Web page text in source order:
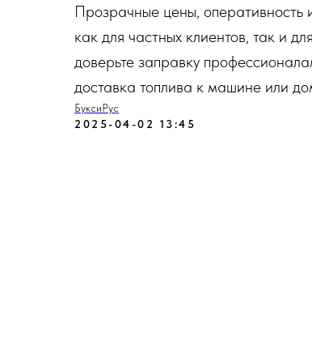
Прозрачные цены, оперативность
как для частных клиентов, так и
доверьте заправку
доставка топлива к машине или
БуксиРус
2025-04-02 13:45